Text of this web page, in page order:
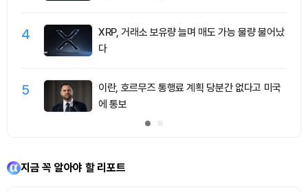
4
XRP, 거래소 보유량 늘며 매도 가능 물량 불어났
다
5
이란, 호르무즈 통행료 계획 당분간 없다고 미국
에 통보
지금 꼭 알아야 할 리포트